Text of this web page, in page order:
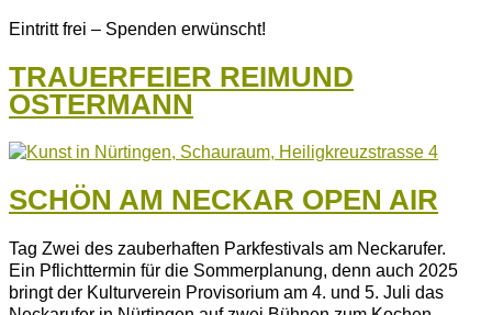
Eintritt frei – Spenden erwünscht!
TRAUERFEIER REIMUND
OSTERMANN
SCHÖN AM NECKAR OPEN AIR
Tag Zwei des zauberhaften Parkfestivals am Neckarufer.
Ein Pflichttermin für die Sommerplanung, denn auch 2025
bringt der Kulturverein Provisorium am 4. und 5. Juli das